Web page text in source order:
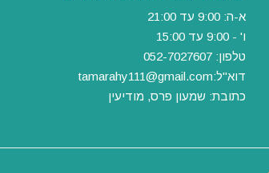
א-ה: 9:00 עד 21:00
ו' - 9:00 עד 15:00
טלפון: 052-7027607
דוא"ל:tamarahy111@gmail.com
כתובת: שמעון פרס, מודיעין